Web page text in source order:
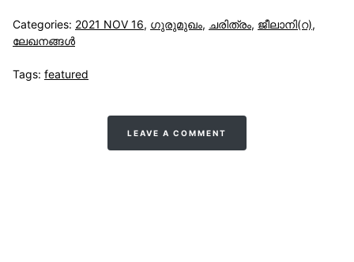
Categories: 2021 NOV 16, ഗുരുമുഖം, ചരിത്രം, ജീലാനി(റ),
ലേഖനങ്ങള്‍
Tags: featured
LEAVE A COMMENT